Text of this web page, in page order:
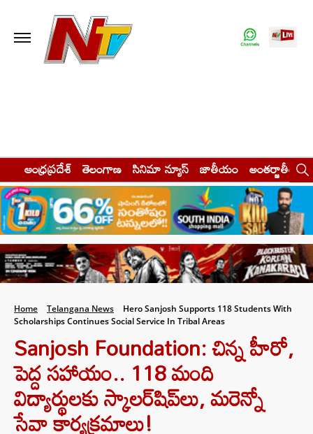
ఆంధ్రప్రదేశ్ తెలంగాణ సినిమా న్యూస్ జాతీయం అంతర్జాతీయం
Home Telangana News
Hero Sanjosh Supports 118 Students With
Scholarships Continues Social Service In Tribal Areas
Sanjosh Foundation: చిన్న హీరో,
పెద్ద సహాయం.. 118 మంది
విద్యార్థులకు స్కాలర్‌షిప్‌లు, మరెన్నో
సేవా కార్యక్రమాలు!